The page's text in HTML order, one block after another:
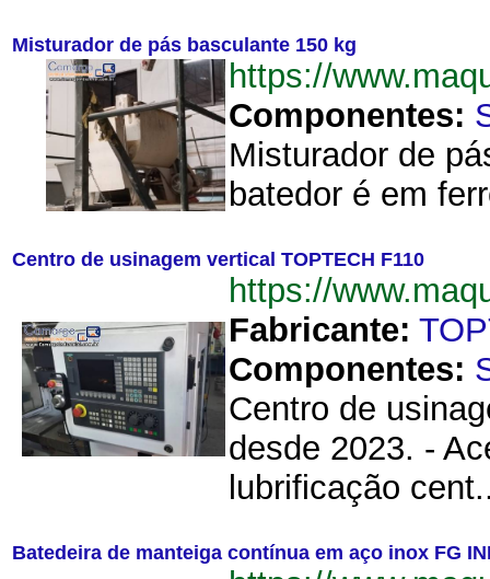
Misturador de pás basculante 150 kg
https://
Componentes:
Misturador de
batedor é em
Centro de usinagem vertical TOPTECH F110
https://
Fabricante:
Componentes:
Centro de
desde 2023. -
lubrificação
Batedeira de manteiga contínua em aço inox FG